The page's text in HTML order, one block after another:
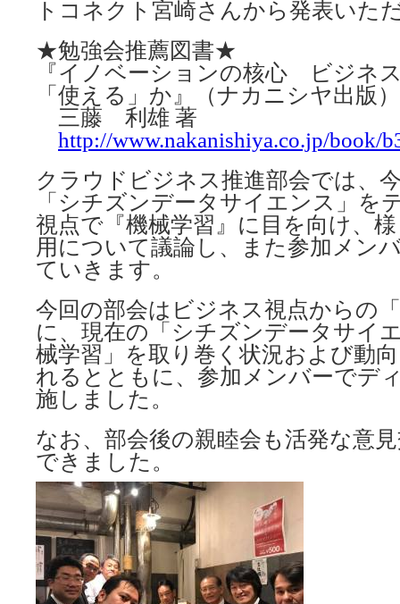
トコネクト宮崎さんから発表いた
★勉強会推薦図書★
『イノベーションの核心 ビジネ
「使える」か』（ナカニシヤ出版）
三藤 利雄 著
http://www.nakanishiya.co.jp/book/
クラウドビジネス推進部会では、
「シチズンデータサイエンス」を
視点で『機械学習』に目を向け、
用について議論し、また参加メン
ていきます。
今回の部会はビジネス視点からの
に、現在の「シチズンデータサイ
械学習」を取り巻く状況および動
れるとともに、参加メンバーでデ
施しました。
なお、部会後の親睦会も活発な意
できました。